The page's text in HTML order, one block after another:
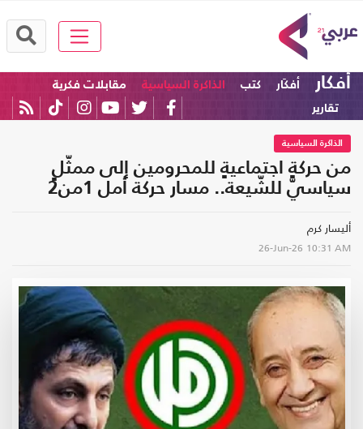
أفكار أفكَار كتب الذاكرة السياسية
مقابلات فكرية
تقارير
الذاكرة السياسية
من حركةٍ اجتماعيةٍ للمحرومين إلى ممثّلٍ
سياسيّ للشّيعة.. مسار حركة أمل 1من2
أليسار كرم
26-Jun-26 10:31 AM